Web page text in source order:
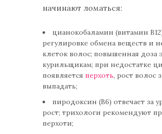
начинают ломаться:
цианокобаламин (витамин
регулировке обмена веществ и
клеток волос; повышенная доза
курильщикам; при недостатке
появляется перхоть, рост волос
выпадать;
пиродоксин (В6) отвечает за
рост; трихологи рекомендуют
перхоти;